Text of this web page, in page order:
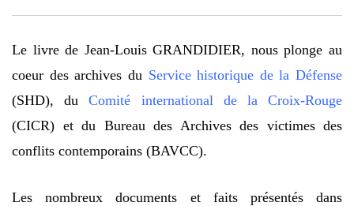
Le livre de Jean-Louis GRANDIDIER, nous plonge au
coeur des archives du Service historique de la Défense
(SHD), duComité international de la Croix-Rouge
(CICR) et du Bureau des Archives des victimes des
conflits contemporains (BAVCC).
Les nombreux documents et faits présentés dans